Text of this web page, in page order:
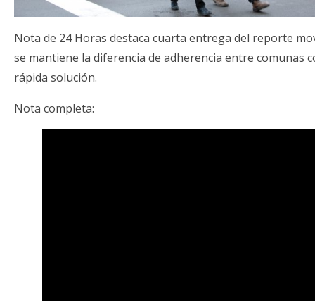
Nota de 24 Horas destaca cuarta entrega del reporte
se mantiene la diferencia de adherencia entre comunas
rápida solución.
Nota completa: